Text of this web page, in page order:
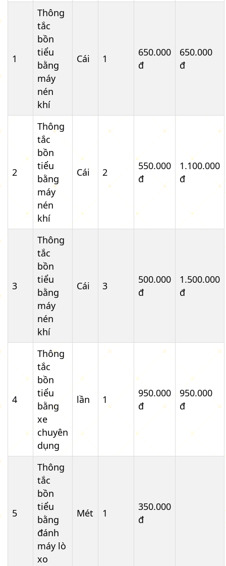
1
Thông
tắc
bồn
tiểu
bằng
máy
nén
khí
Cái 1
650.000
đ
650.000
đ
2
Thông
tắc
bồn
tiểu
bằng
máy
nén
khí
Cái 2
550.000
đ
1.100.000
đ
3
Thông
tắc
bồn
tiểu
bằng
máy
nén
khí
Cái 3
500.000
đ
1.500.000
đ
4
Thông
tắc
bồn
tiểu
bằng
xe
chuyên
dụng
lần 1
950.000
đ
950.000
đ
5
Thông
tắc
bồn
tiểu
bằng
đánh
máy lò
xo
Mét 1
350.000
đ